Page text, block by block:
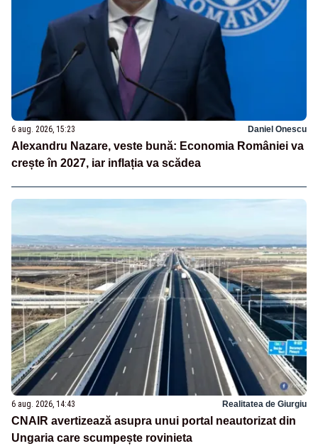
6 aug. 2026, 15:23 Daniel Onescu
Alexandru Nazare, veste bună: Economia României va
crește în 2027, iar inflația va scădea
6 aug. 2026, 14:43 Realitatea de Giurgiu
CNAIR avertizează asupra unui portal neautorizat din
Ungaria care scumpește rovinieta